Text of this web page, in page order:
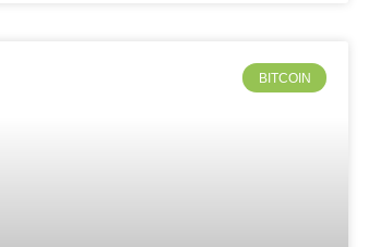
BITCOIN